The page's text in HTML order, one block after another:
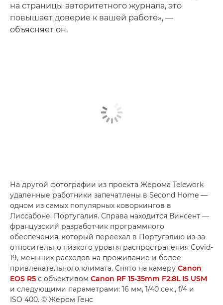
на страницы авторитетного журнала, это
повышает доверие к вашей работе», —
объясняет он.
На другой фотографии из проекта Жерома Telework
удаленные работники запечатлены в Second Home —
одном из самых популярных коворкингов в
Лиссабоне, Португалия. Справа находится Винсент —
французский разработчик программного
обеспечения, который переехал в Португалию из-за
относительно низкого уровня распространения Covid-
19, меньших расходов на проживание и более
привлекательного климата. Снято на камеру Canon
EOS R5 с объективом Canon RF 15-35mm F2.8L IS USM
и следующими параметрами: 16 мм, 1/40 сек., f/4 и
ISO 400. © Жером Генс